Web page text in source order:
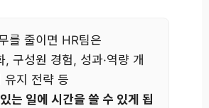
를 줄이면 HR팀은
, 구성원 경험, 성과·역량 개
유지 전략 등
는 일에 시간을 쓸 수 있게 됩